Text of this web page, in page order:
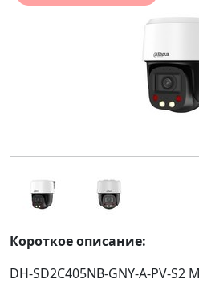
Короткое описание:
DH-SD2C405NB-GNY-A-PV-S2